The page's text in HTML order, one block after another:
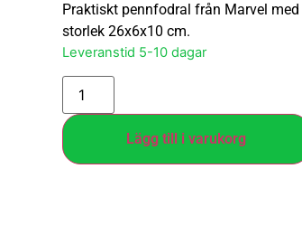
Praktiskt pennfodral från Marvel
storlek 26x6x10 cm.
Leveranstid 5-10 dagar
Lägg till i varukorg